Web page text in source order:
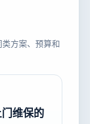
方案、预算和
维保的